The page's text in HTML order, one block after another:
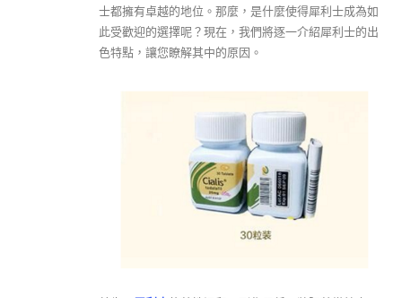
士都擁有卓越的地位。那麼，是什麼使得犀利士成為如
此受歡迎的選擇呢？現在，我們將逐一介紹犀利士的出
色特點，讓您瞭解其中的原因。